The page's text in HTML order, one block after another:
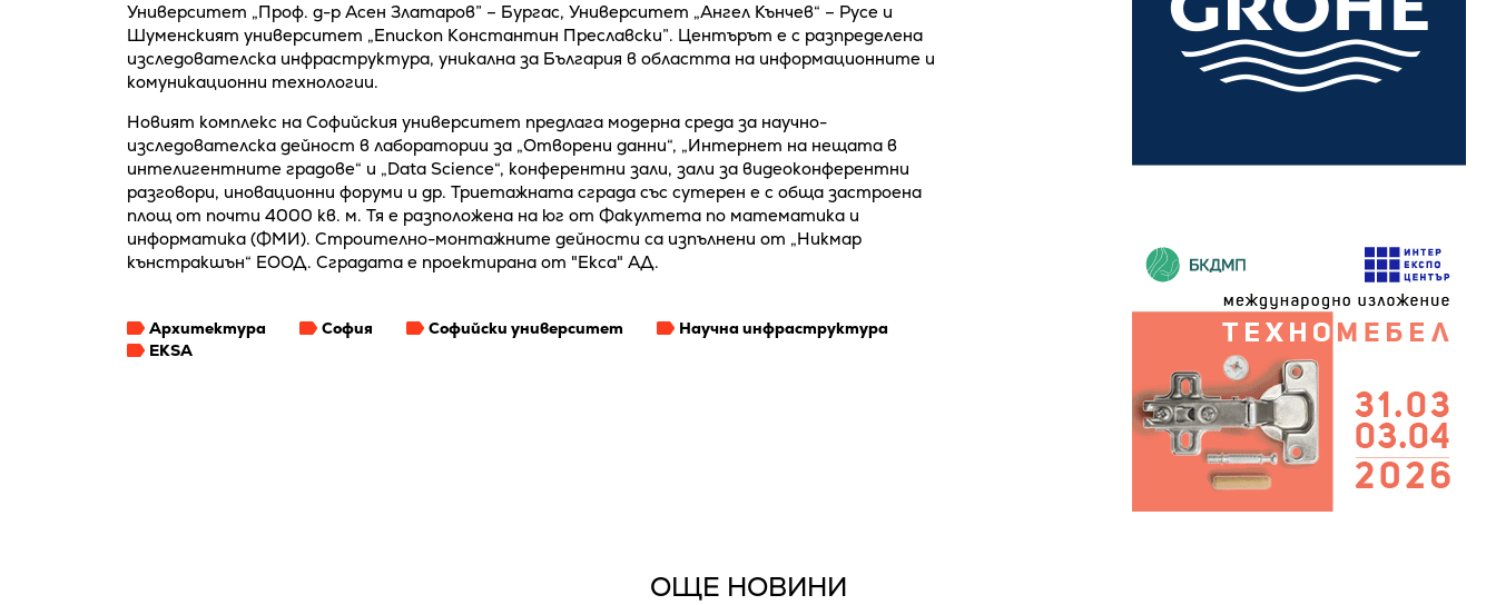
Университет „Проф. д-р Асен Златаров” – Бургас, Университет „Ангел Кънчев“ – Русе и
Шуменският университет „Епископ Константин Преславски”. Центърът е с разпределена
изследователска инфраструктура, уникална за България в областта на информационните и
комуникационни технологии.
Новият комплекс на Софийския университет предлага модерна среда за научно-
изследователска дейност в лаборатории за „Отворени данни“, „Интернет на нещата в
интелигентните градове“ и „Data Science“, конферентни зали, зали за видеоконферентни
разговори, иновационни форуми и др. Триетажната сграда със сутерен е с обща застроена
площ от почти 4000 кв. м. Тя е разположена на юг от Факултета по математика и
информатика (ФМИ). Строително-монтажните дейности са изпълнени от „Никмар
кънстракшън“ ЕООД. Сградата е проектирана от "Екса" АД.
Архитектура София Софийски университет
Научна инфраструктура
EKSA
ОЩЕ НОВИНИ